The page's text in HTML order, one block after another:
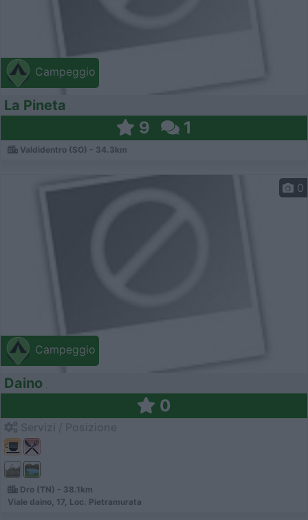
Campeggio
La Pineta
9 1
Valdidentro (SO) - 34.3km
Campeggio
0
Daino
0
Dro (TN) - 38.1km
Viale daino, 17, Loc. Pietramurata